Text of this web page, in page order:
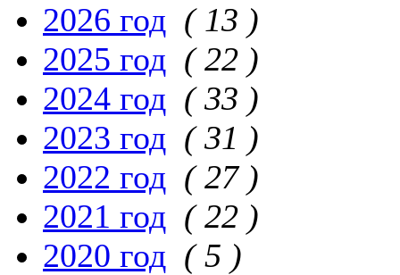
2026 год ( 13 )
2025 год ( 22 )
2024 год ( 33 )
2023 год ( 31 )
2022 год ( 27 )
2021 год ( 22 )
2020 год ( 5 )